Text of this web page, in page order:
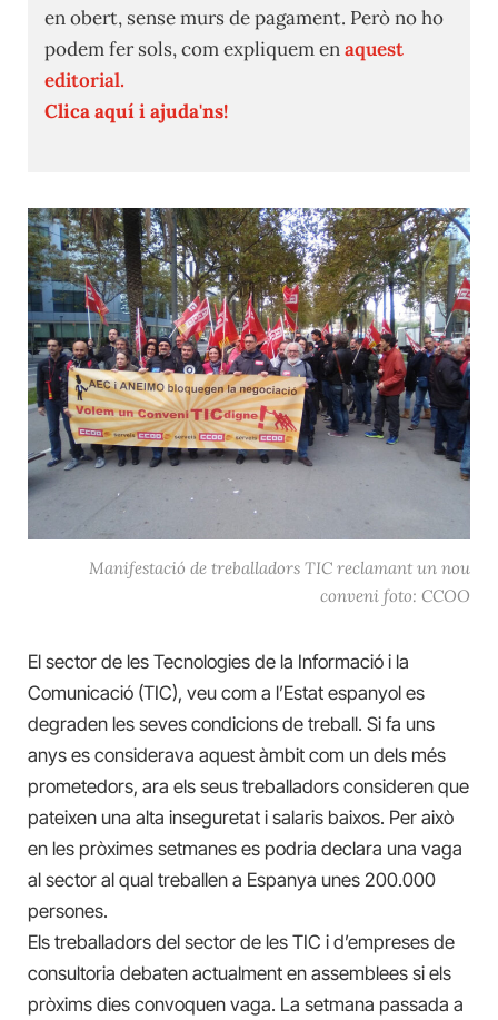
en obert, sense murs de pagament. Però no ho
podem fer sols, com expliquem enaquest
editorial.
Clica aquí i ajuda'ns!
Manifestació de treballadors TIC reclamant un nou
conveni foto: CCOO
El sector de les Tecnologies de la Informació i la
Comunicació (TIC), veu com a l’Estat espanyol es
degraden les seves condicions de treball. Si fa uns
anys es considerava aquest àmbit com un dels més
prometedors, ara els seus treballadors consideren que
pateixen una alta inseguretat i salaris baixos. Per això
en les pròximes setmanes es podria declara una vaga
al sector al qual treballen a Espanya unes 200.000
persones.
Els treballadors del sector de les TIC i d’empreses de
consultoria debaten actualment en assemblees si els
pròxims dies convoquen vaga. La setmana passada a